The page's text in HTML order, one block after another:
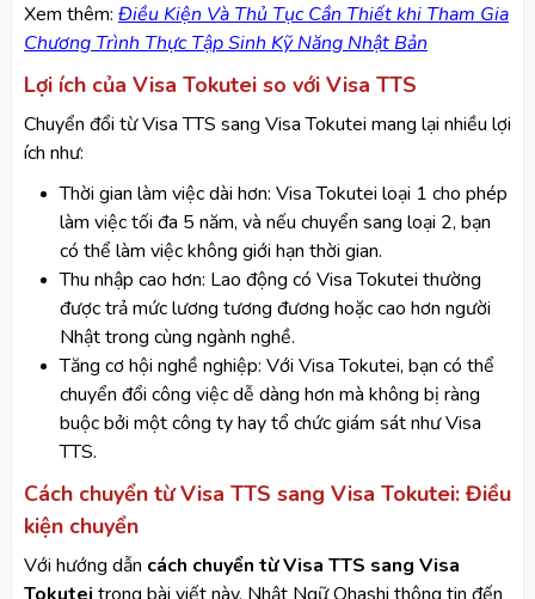
​Xem thêm: Điều Kiện Và Thủ Tục Cần Thiết khi Tham Gia
Chương Trình Thực Tập Sinh Kỹ Năng Nhật Bản
Lợi ích của Visa Tokutei so với Visa TTS
Chuyển đổi từ Visa TTS sang Visa Tokutei mang lại nhiều lợi
ích như:
Thời gian làm việc dài hơn: Visa Tokutei loại 1 cho phép
làm việc tối đa 5 năm, và nếu chuyển sang loại 2, bạn
có thể làm việc không giới hạn thời gian.
Thu nhập cao hơn: Lao động có Visa Tokutei thường
được trả mức lương tương đương hoặc cao hơn người
Nhật trong cùng ngành nghề.
Tăng cơ hội nghề nghiệp: Với Visa Tokutei, bạn có thể
chuyển đổi công việc dễ dàng hơn mà không bị ràng
buộc bởi một công ty hay tổ chức giám sát như Visa
TTS.
Cách chuyển từ Visa TTS sang Visa Tokutei: Điều
kiện chuyển
Với hướng dẫn cách chuyển từ Visa TTS sang Visa